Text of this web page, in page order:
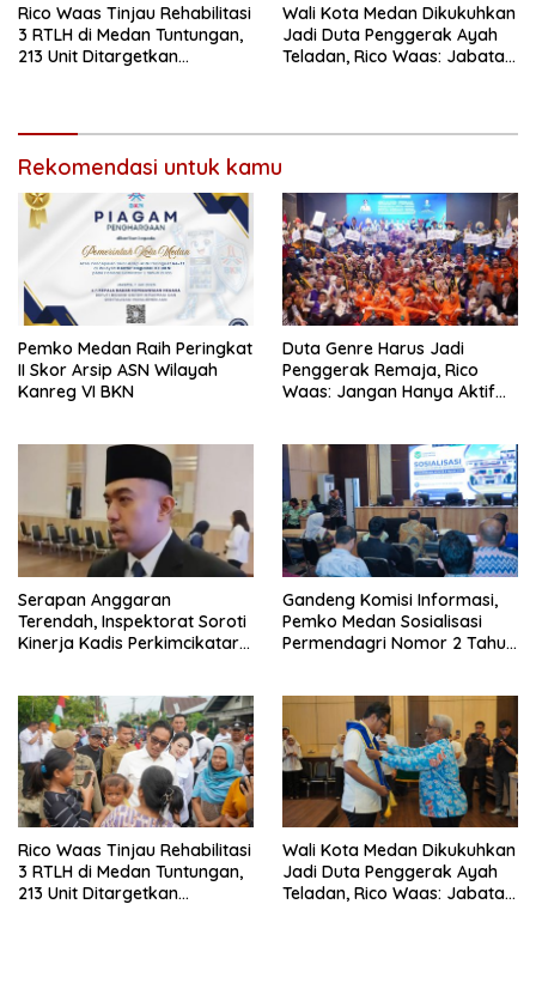
Rico Waas Tinjau Rehabilitasi
3 RTLH di Medan Tuntungan,
213 Unit Ditargetkan
Wali Kota Medan Dikukuhkan
Jadi Duta Penggerak Ayah
Teladan, Rico Waas: Jabatan
Rekomendasi untuk kamu
Pemko Medan Raih Peringkat
II Skor Arsip ASN Wilayah
Kanreg VI BKN
Duta Genre Harus Jadi
Penggerak Remaja, Rico
Waas: Jangan Hanya Aktif
Serapan Anggaran
Terendah, Inspektorat Soroti
Kinerja Kadis Perkimcikataru
Gandeng Komisi Informasi,
Pemko Medan Sosialisasi
Permendagri Nomor 2 Tahun
Rico Waas Tinjau Rehabilitasi
3 RTLH di Medan Tuntungan,
213 Unit Ditargetkan
Wali Kota Medan Dikukuhkan
Jadi Duta Penggerak Ayah
Teladan, Rico Waas: Jabatan